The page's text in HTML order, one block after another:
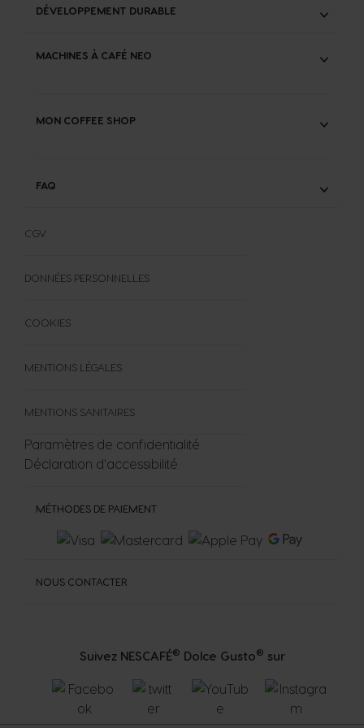
MINI ME®
GARANTIE & RÉPARABILITÉ MACHINES
DÉVELOPPEMENT DURABLE
RECYCLAGE CAPSULES ORIGINAL
MACHINES À CAFÉ NEO
MON COFFEE SHOP
FAQ
FORMULAIRE DE RÉTRACTATION
Suivez NESCAFÉ® Dolce Gusto® sur
MÉTHODES DE PAIEMENT
NOUS CONTACTER
CGV
DONNÉES PERSONNELLES
COOKIES
MENTIONS LÉGALES
MENTIONS SANITAIRES
Paramètres de confidentialité
Déclaration d'accessibilité